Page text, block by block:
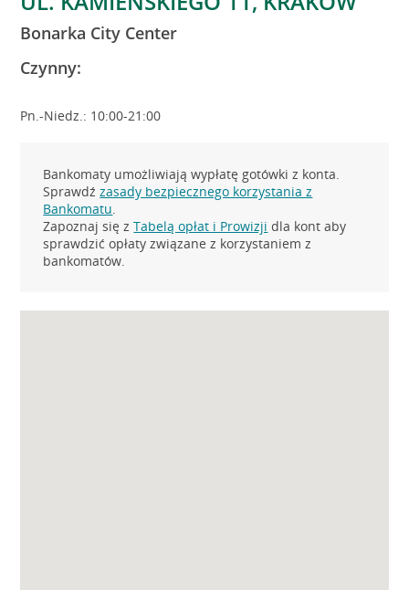
Bonarka City Center
Czynny:
Pn.-Niedz.: 10:00-21:00
Bankomaty umożliwiają wypłatę gotówki z konta.
Sprawdźzasady bezpiecznego korzystania z
Bankomatu.
Zapoznaj się zTabelą opłat i Prowizji dla kont aby
sprawdzić opłaty związane z korzystaniem z
bankomatów.